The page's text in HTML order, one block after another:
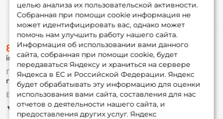
целью анализа их пользовательской активности.
Собранная при помощи cookie информация не
может идентифицировать вас, однако может
помочь нам улучшить работу нашего сайта.
Информация об использовании вами данного
сайта, собранная при помощи cookie, будет
передаваться Яндексу и храниться на сервере
Яндекса в ЕС и Российской Федерации. Яндекс
будет обрабатывать эту информацию для оценки
использования вами сайта, составления для нас
отчетов о деятельности нашего сайта, и
предоставления других услуг. Яндекс
Информация
О магазине
Доставка
Оплата
Fox-bonus
Гуру
Партнерская программа
8 (495) 532-77-88
info@foxfishing.ru
По вопросам с заказом
г. Москва, ул. Плеханова д.7
Ежедневно 10:00 до 20:00